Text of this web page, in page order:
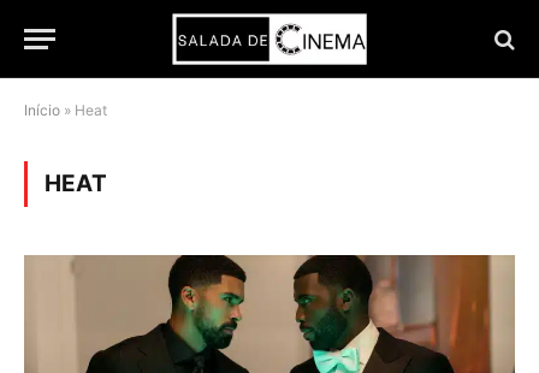
Início » Heat
HEAT